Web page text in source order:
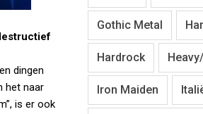
dingen
het naar
is er ook
Gothic Metal
Hardrock
Iron Maiden